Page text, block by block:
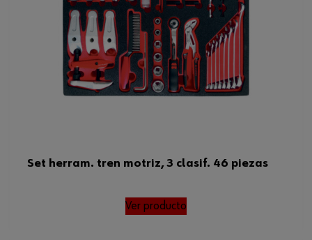
Set herram. tren motriz, 3 clasif. 46 piezas
Ver producto